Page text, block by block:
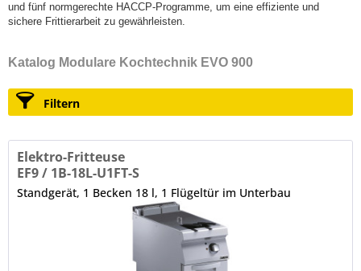
und fünf normgerechte HACCP-Programme, um eine effiziente und
sichere Frittierarbeit zu gewährleisten.
Katalog Modulare Kochtechnik EVO 900
Filtern
Elektro-Fritteuse
EF9 / 1B-18L-U1FT-S
Standgerät, 1 Becken 18 l, 1 Flügeltür im Unterbau